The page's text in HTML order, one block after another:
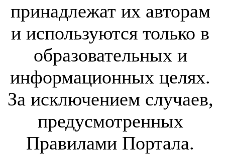
принадлежат их авторам
и используются только в
образовательных и
информационных целях.
За исключением случаев,
предусмотренных
Правилами Портала.